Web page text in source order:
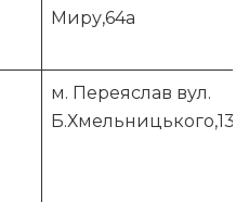
Миру,64а
м. Переяслав вул.
Б.Хмельницького,137.